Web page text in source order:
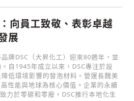
向員工致敬、表彰卓越
展
牌DSC（大昇化工）迎來80週年，並
自1945年成立以來，DSC專注於設
低環境影響的發泡材料。營運長魏美
性能與地球為核心價值。企業的永續
力於零碳和零廢。DSC推行本地化生